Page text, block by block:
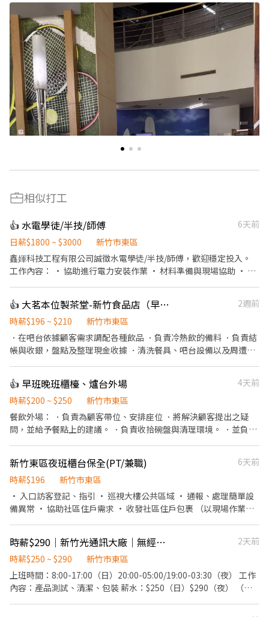
相似打工
👍 水電學徒/半技/師傅
6天前
日薪$1800 ~ $3000
新竹市東區
鑫媈科技工程有限公司誠徵水電學徒/半技/師傅，歡迎穩定投入。
工作內容： • 協助進行電力安裝作業 • 材料準備與現場協助 • 對
無經驗可，對學習有熱情即可投遞！
👍 大茗本位製茶堂-新竹食品店（早班長期工讀）
2週前
時薪$196 ~ $210
新竹市東區
．在吧台依據顧客需求調配各種飲品 ．負責冷熱飲的備料 ．負責結
帳與收銀，盤點及整理現金收據 ．清洗餐具、吧台設備以及周遭工
👍 早班晚班櫃檯、爐台外場
4天前
時薪$200 ~ $250
新竹市東區
餐飲外場： ．負責為顧客帶位、安排座位 ．將解決顧客提出之疑
問，並給予餐點上的建議。 ．負責收拾碗盤與清理環境。 ．並負責
．協助測量食材的容量與重量。 ．打包外帶服務。
新竹東區夜班櫃台保全(PT/兼職)
6天前
時薪$196
新竹市東區
• 入口訪客登記、指引 • 巡視大樓公共區域 • 通報、處理簡單設
備異常 • 協助社區住戶需求 • 收發社區住戶包裹 （以現場作業為
大家的安全。 沒經驗沒關係，學長姐會一步步帶你上手，歡迎您的
加入！
時薪$290｜新竹光通訊大廠｜無經驗可
2天前
時薪$250 ~ $290
新竹市東區
上班時間：8:00-17:00（日）20:00-05:00/19:00-03:30（夜） 工作
內容：產品測試、清潔、包裝 薪水：$250（日）$290（夜） （需